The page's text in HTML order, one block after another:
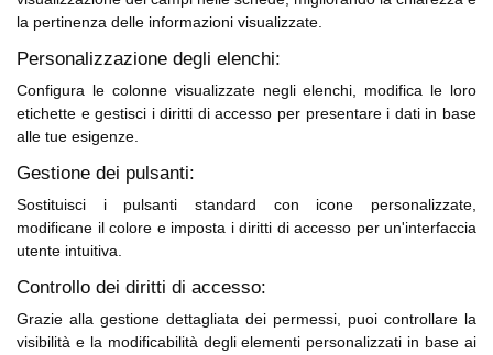
la pertinenza delle informazioni visualizzate.
Personalizzazione degli elenchi:
Configura le colonne visualizzate negli elenchi, modifica le loro
etichette e gestisci i diritti di accesso per presentare i dati in base
alle tue esigenze.
Gestione dei pulsanti:
Sostituisci i pulsanti standard con icone personalizzate,
modificane il colore e imposta i diritti di accesso per un'interfaccia
utente intuitiva.
Controllo dei diritti di accesso:
Grazie alla gestione dettagliata dei permessi, puoi controllare la
visibilità e la modificabilità degli elementi personalizzati in base ai